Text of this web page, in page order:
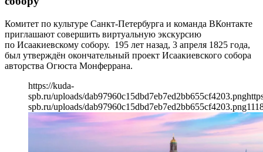
Комитет по культуре Санкт-Петербурга и команда ВКонтакте
приглашают совершить виртуальную экскурсию
по Исаакиевскому собору. 195 лет назад, 3 апреля 1825 года,
был утверждён окончательный проект Исаакиевского собора
авторства Огюста Монферрана.
https://kuda-
spb.ru/uploads/dab97960c15dbd7eb7ed2bb655cf4203.png
spb.ru/uploads/dab97960c15dbd7eb7ed2bb655cf4203.png